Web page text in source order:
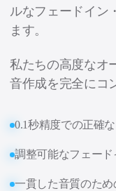
ルなフェードイン
ます。
私たちの高度なオ
音作成を完全にコ
0.1秒精度での正確
調整可能なフェー
一貫した音質のた